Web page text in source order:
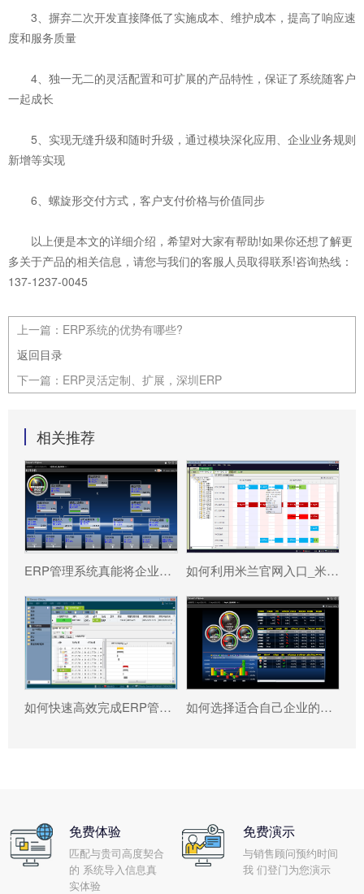
3、摒弃二次开发直接降低了实施成本、维护成本，提高了响应速
度和服务质量
4、独一无二的灵活配置和可扩展的产品特性，保证了系统随客户
一起成长
5、实现无缝升级和随时升级，通过模块深化应用、企业业务规则
新增等实现
6、螺旋形交付方式，客户支付价格与价值同步
以上便是本文的详细介绍，希望对大家有帮助!如果你还想了解更
多关于产品的相关信息，请您与我们的客服人员取得联系!咨询热线：
137-1237-0045
上一篇： ERP系统的优势有哪些?
返回目录
下一篇： ERP灵活定制、扩展，深圳ERP
相关推荐
ERP管理系统真能将企业数据转化为可执行决策吗? 如何利用米兰官网入口_米兰（中国） 系统更好提升企业运营效率?
如何快速高效完成ERP管理系统配置? 如何选择适合自己企业的米兰官网入口_米兰（中国） ?
免费体验
匹配与贵司高度契合
的 系统导入信息真
实体验
免费演示
与销售顾问预约时间
我 们登门为您演示